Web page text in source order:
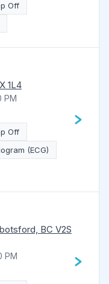
Off
1L4
PM
Off
(ECG)
BC V2S
PM